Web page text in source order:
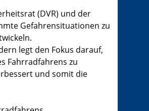
(DVR) und der
Gefahrensituationen zu
legt den Fokus darauf,
Fahrradfahrens zu
und somit die